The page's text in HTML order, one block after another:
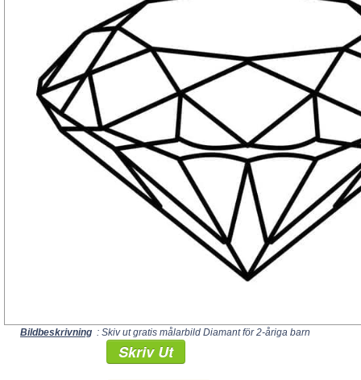
Bildbeskrivning : Skiv ut gratis målarbild Diamant för 2-åriga barn
Skriv Ut